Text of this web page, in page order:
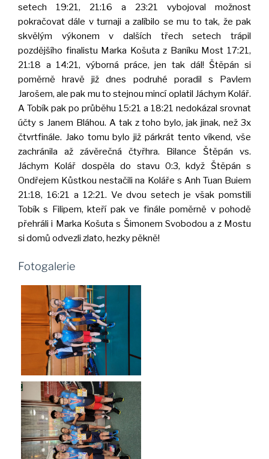
setech 19:21, 21:16 a 23:21 vybojoval možnost
pokračovat dále v turnaji a zalíbilo se mu to tak, že pak
skvělým výkonem v dalších třech setech trápil
pozdějšího finalistu Marka Košuta z Baníku Most 17:21,
21:18 a 14:21, výborná práce, jen tak dál! Štěpán si
poměrně hravě již dnes podruhé poradil s Pavlem
Jarošem, ale pak mu to stejnou mincí oplatil Jáchym Kolář.
A Tobík pak po průběhu 15:21 a 18:21 nedokázal srovnat
účty s Janem Bláhou. A tak z toho bylo, jak jinak, než 3x
čtvrtfinále. Jako tomu bylo již párkrát tento víkend, vše
zachránila až závěrečná čtyřhra. Bilance Štěpán vs.
Jáchym Kolář dospěla do stavu 0:3, když Štěpán s
Ondřejem Kůstkou nestačili na Koláře s Anh Tuan Buiem
21:18, 16:21 a 12:21. Ve dvou setech je však pomstili
Tobík s Filipem, kteří pak ve finále poměrně v pohodě
přehráli i Marka Košuta s Šimonem Svobodou a z Mostu
si domů odvezli zlato, hezky pěkně!
Fotogalerie